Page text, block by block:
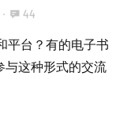
· 44
平台？有的电子书
与这种形式的交流